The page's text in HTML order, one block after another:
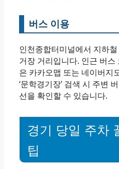
버스 이용
인천종합터미널에서 지하철
거장 거리입니다. 인근 버스
은 카카오맵 또는 네이버지
‘문학경기장’ 검색 시 주변
선을 확인할 수 있습니다.
경기 당일 주차
팁